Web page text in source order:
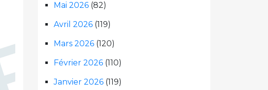
Mai 2026 (82)
Avril 2026 (119)
Mars 2026 (120)
Février 2026 (110)
Janvier 2026 (119)